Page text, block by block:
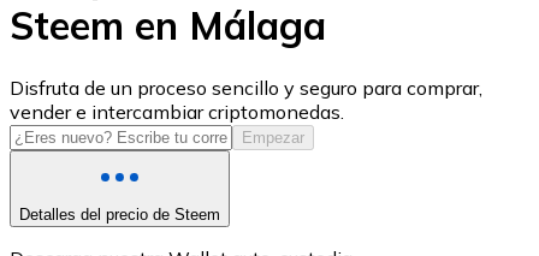
USD Coin
USDC
Steem en Málaga
Disfruta de un proceso sencillo y seguro para comprar,
vender e intercambiar criptomonedas.
Empezar
Detalles del precio de Steem